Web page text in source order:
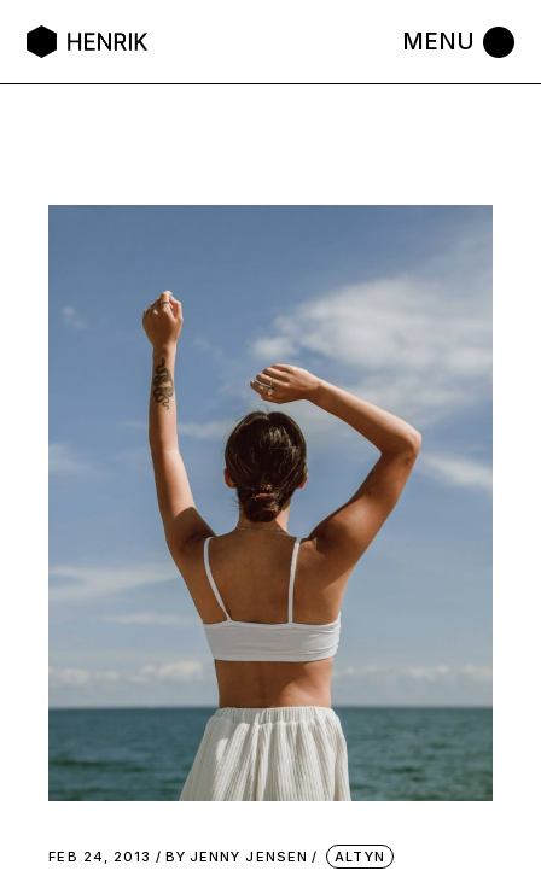
FEB 24, 2013 BY JENNY JENSEN ALTYN